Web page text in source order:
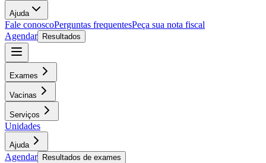
Ajuda
Fale conoscoPerguntas frequentesPeça sua nota fiscal
Agendar
Resultados
Exames
Vacinas
Serviços
Unidades
Ajuda
Agendar Resultados de exames